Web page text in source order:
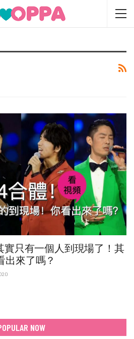
實只有一個人到現場了！其
出來了嗎？
NOW